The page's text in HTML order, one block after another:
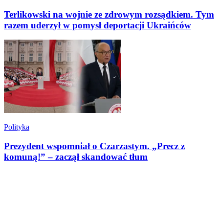
Terlikowski na wojnie ze zdrowym rozsądkiem. Tym
razem uderzył w pomysł deportacji Ukraińców
Polityka
Prezydent wspomniał o Czarzastym. „Precz z
komuną!” – zaczął skandować tłum